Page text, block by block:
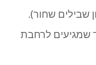
שבילים שחור).
עד שמגיעים לרחבת